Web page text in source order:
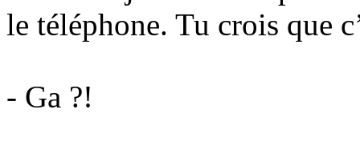
le téléphone. Tu crois que
- Ga ?!